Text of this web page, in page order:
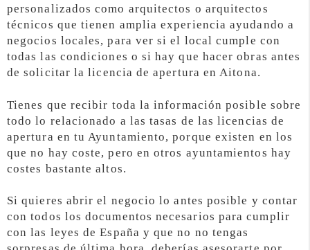
personalizados como arquitectos o arquitectos
técnicos que tienen amplia experiencia ayudando a
negocios locales, para ver si el local cumple con
todas las condiciones o si hay que hacer obras antes
de solicitar la licencia de apertura en Aitona.
Tienes que recibir toda la información posible sobre
todo lo relacionado a las tasas de las licencias de
apertura en tu Ayuntamiento, porque existen en los
que no hay coste, pero en otros ayuntamientos hay
costes bastante altos.
Si quieres abrir el negocio lo antes posible y contar
con todos los documentos necesarios para cumplir
con las leyes de España y que no no tengas